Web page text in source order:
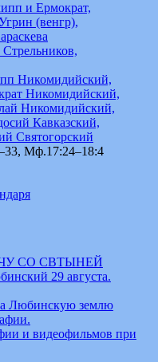
и Ермократ,
(венгр),
Никомидийский,
Никомидийский,
Никомидийский,
Кавказский,
Святогорский
Мф.17:24–18:4
СО СВТЫНЕЙ
29 августа.
Любинскую землю
и видеофильмов при